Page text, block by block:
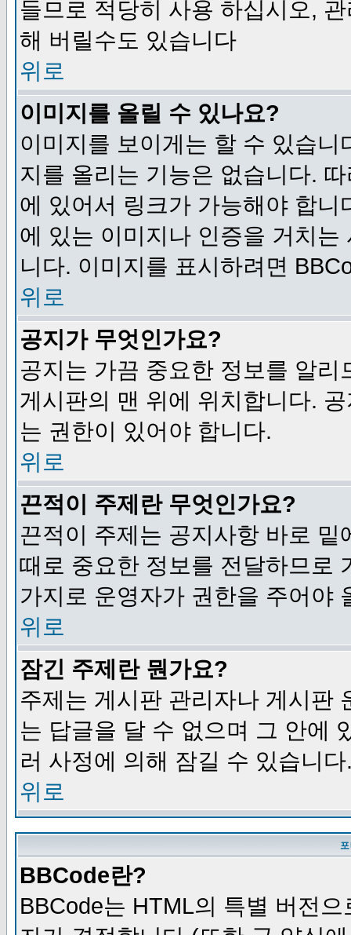
들므로 적당히 사용 하십시오,
해 버릴수도 있습니다
위로
이미지를 올릴 수 있나요?
이미지를 보이게는 할 수 있습
지를 올리는 기능은 없습니다.
에 있어서 링크가 가능해야 합
에 있는 이미지나 인증을 거치
니다. 이미지를 표시하려면
위로
공지가 무엇인가요?
공지는 가끔 중요한 정보를 알
게시판의 맨 위에 위치합니다.
는 권한이 있어야 합니다.
위로
끈적이 주제란 무엇인가요?
끈적이 주제는 공지사항 바로
때로 중요한 정보를 전달하므로
가지로 운영자가 권한을 주어야
위로
잠긴 주제란 뭔가요?
주제는 게시판 관리자나 게시판
는 답글을 달 수 없으며 그 안에
러 사정에 의해 잠길 수 있습니다
위로
BBCode란?
BBCode는 HTML의 특별 버전